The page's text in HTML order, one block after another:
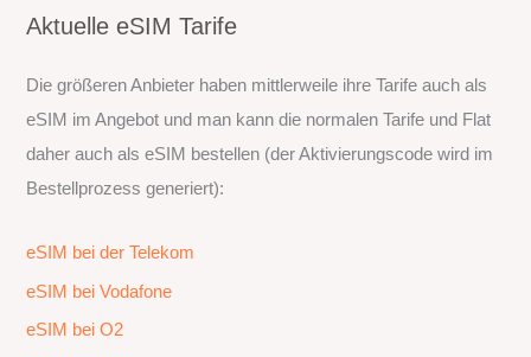
Aktuelle eSIM Tarife
Die größeren Anbieter haben mittlerweile ihre Tarife auch als
eSIM im Angebot und man kann die normalen Tarife und Flat
daher auch als eSIM bestellen (der Aktivierungscode wird im
Bestellprozess generiert):
eSIM bei der Telekom
eSIM bei Vodafone
eSIM bei O2